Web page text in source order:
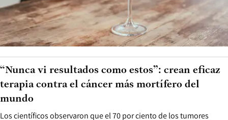
Los científicos observaron que el 70 por ciento de los tumores
“Nunca vi resultados como estos”: crean eficaz
terapia contra el cáncer más mortífero del
mundo